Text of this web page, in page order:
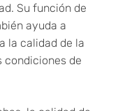
Su función de
ayuda a
la calidad de la
condiciones de